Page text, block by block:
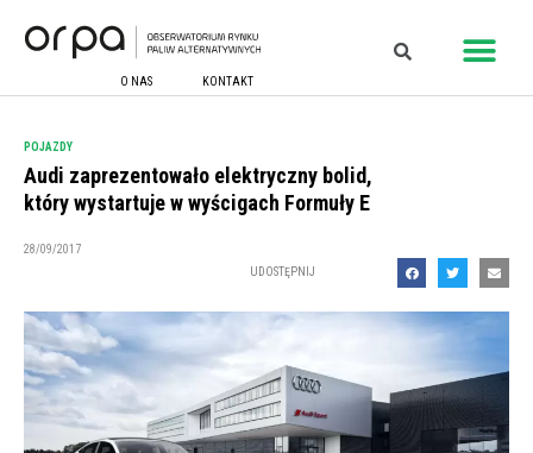
O NAS KONTAKT
POJAZDY
Audi zaprezentowało elektryczny bolid,
który wystartuje w wyścigach Formuły E
28/09/2017
UDOSTĘPNIJ